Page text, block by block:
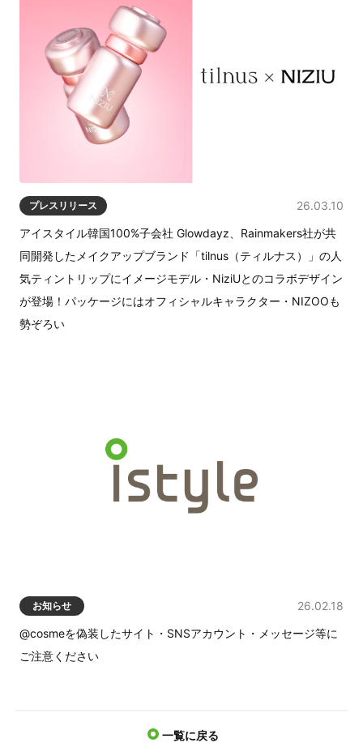
プレスリリース
26.03.10
アイスタイル韓国100%子会社 Glowdayz、Rainmakers社が共
同開発したメイクアップブランド「tilnus（ティルナス）」の人
気ティントリップにイメージモデル・NiziUとのコラボデザイン
が登場！パッケージにはオフィシャルキャラクター・NIZOOも
勢ぞろい
お知らせ
26.02.18
@cosmeを偽装したサイト・SNSアカウント・メッセージ等に
ご注意ください
一覧に戻る